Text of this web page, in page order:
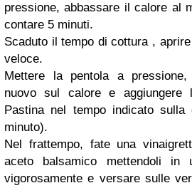
pressione, abbassare il calore al
contare 5 minuti.
Scaduto il tempo di cottura ,
veloce.
Mettere la pentola a
nuovo sul calore e aggiungere
Pastina nel tempo indicato sulla
minuto).
Nel frattempo, fate una
aceto balsamico mettendoli in
vigorosamente e versare sulle